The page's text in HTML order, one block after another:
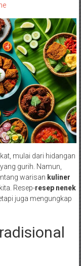
mulai dari hidangan
gurih. Namun,
warisan kuliner
Resep-resep nenek
juga mengungkap